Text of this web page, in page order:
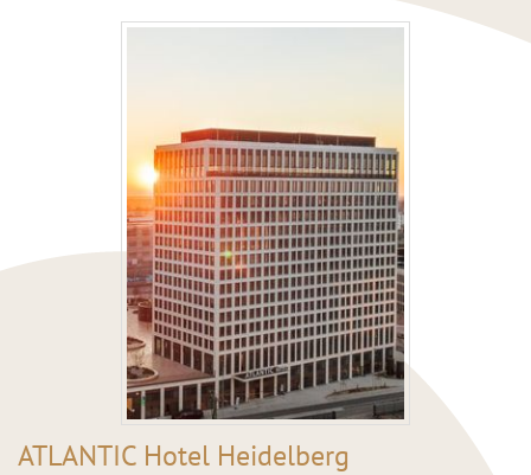
ATLANTIC Hotel Heidelberg